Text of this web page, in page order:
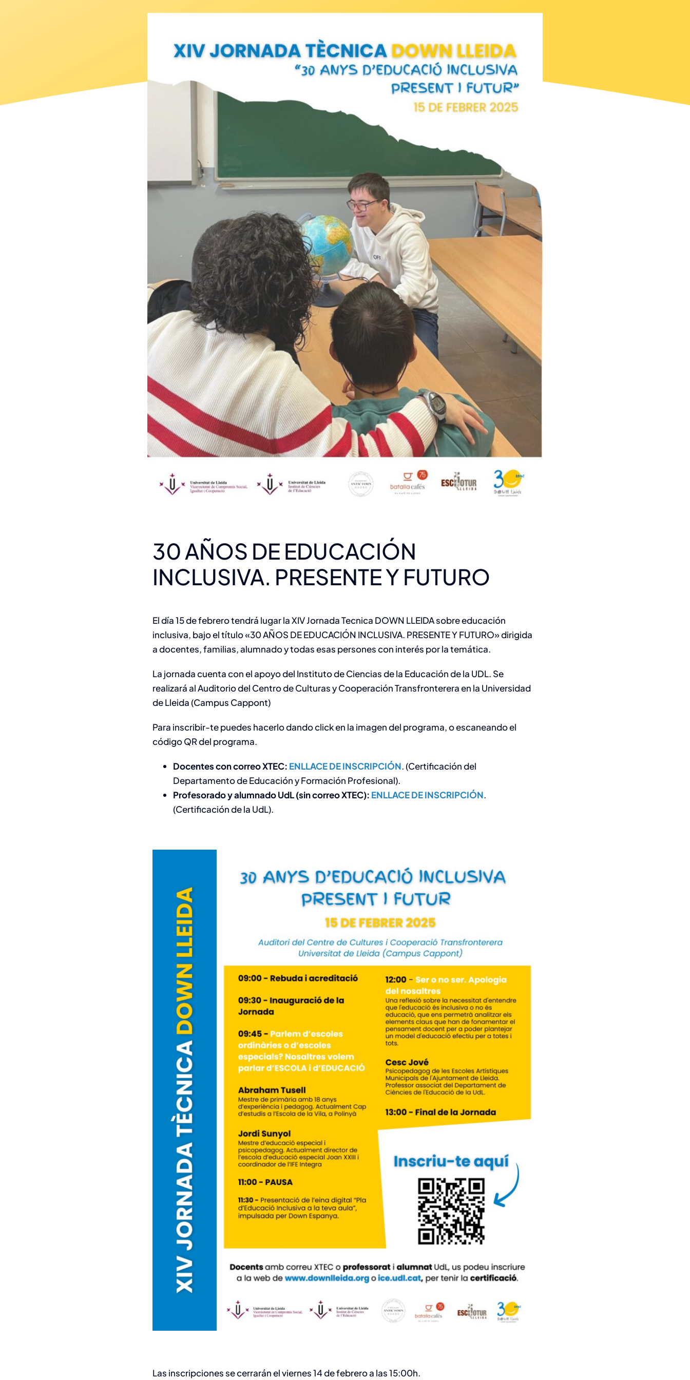
30 AÑOS DE EDUCACIÓN
INCLUSIVA. PRESENTE Y FUTURO
El día 15 de febrero tendrá lugar la XIV Jornada Tecnica DOWN LLEIDA sobre educación
inclusiva, bajo el título «30 AÑOS DE EDUCACIÓN INCLUSIVA. PRESENTE Y FUTURO» dirigida
a docentes, familias, alumnado y todas esas persones con interés por la temática.
La jornada cuenta con el apoyo del Instituto de Ciencias de la Educación de la UDL. Se
realizará alAuditorio del Centro de Culturas y Cooperación Transfronterera en la Universidad
de Lleida (Campus Cappont)
Para inscribir-te puedes hacerlo dando click en la imagen del programa, o escaneando el
código QR del programa.
Docentes con correo XTEC: ENLLACE DE INSCRIPCIÓN. (Certificación del
Departamento de Educación y Formación Profesional).
Profesorado y alumnado UdL (sin correo XTEC): ENLLACE DE INSCRIPCIÓN.
(Certificación de la UdL).
Las inscripciones se cerrarán el viernes 14 de febrero a las 15:00h.